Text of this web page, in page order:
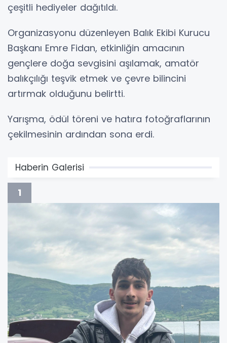
çeşitli hediyeler dağıtıldı.
Organizasyonu düzenleyen Balık Ekibi Kurucu
Başkanı Emre Fidan, etkinliğin amacının
gençlere doğa sevgisini aşılamak, amatör
balıkçılığı teşvik etmek ve çevre bilincini
artırmak olduğunu belirtti.
Yarışma, ödül töreni ve hatıra fotoğraflarının
çekilmesinin ardından sona erdi.
Haberin Galerisi
1